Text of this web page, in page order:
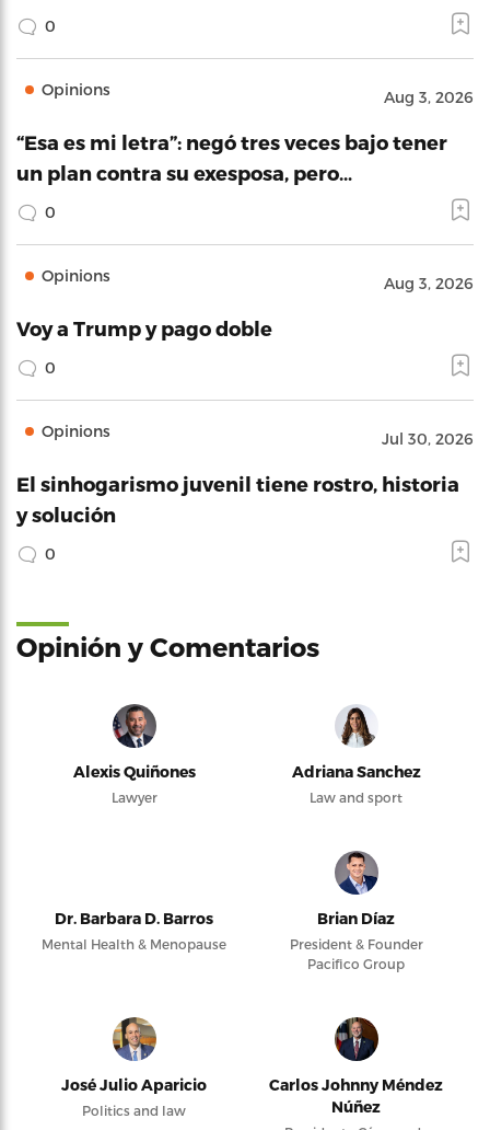
0
Opinions Aug 3, 2026
“Esa es mi letra”: negó tres veces bajo tener
un plan contra su exesposa, pero…
0
Opinions Aug 3, 2026
Voy a Trump y pago doble
0
Opinions Jul 30, 2026
El sinhogarismo juvenil tiene rostro, historia
y solución
0
Opinión y Comentarios
Alexis Quiñones
Lawyer
Adriana Sanchez
Law and sport
Dr. Barbara D. Barros
Mental Health & Menopause
Brian Díaz
President & Founder
Pacifico Group
José Julio Aparicio
Politics and law
Carlos Johnny Méndez
Núñez